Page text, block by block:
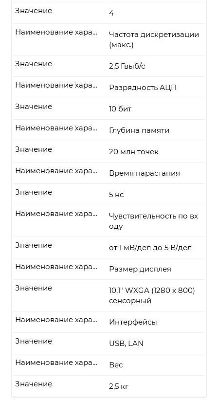
4
Значение
Частота дискретизации
(макс.)
Наименование характеристики
2,5 Гвыб/с
Значение
Разрядность АЦП
Наименование характеристики
10 бит
Значение
Глубина памяти
Наименование характеристики
20 млн точек
Значение
Время нарастания
Наименование характеристики
5 нс
Значение
Чувствительность по вх
оду
Наименование характеристики
от 1 мВ/дел до 5 В/дел
Значение
Размер дисплея
Наименование характеристики
10,1" WXGA (1280 x 800)
сенсорный
Значение
Интерфейсы
Наименование характеристики
USB, LAN
Значение
Вес
Наименование характеристики
2,5 кг
Значение